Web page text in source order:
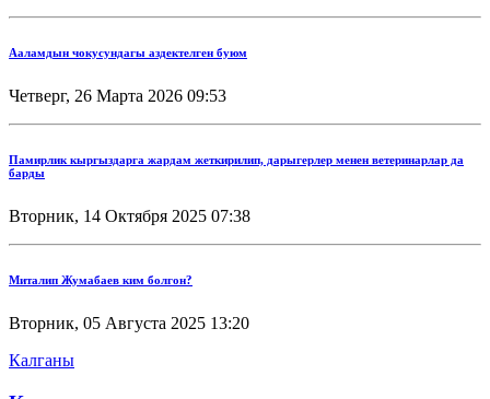
Ааламдын чокусундагы аздектелген буюм
Четверг, 26 Марта 2026 09:53
Памирлик кыргыздарга жардам жеткирилип, дарыгерлер менен ветеринарлар да
барды
Вторник, 14 Октября 2025 07:38
Миталип Жумабаев ким болгон?
Вторник, 05 Августа 2025 13:20
Калганы